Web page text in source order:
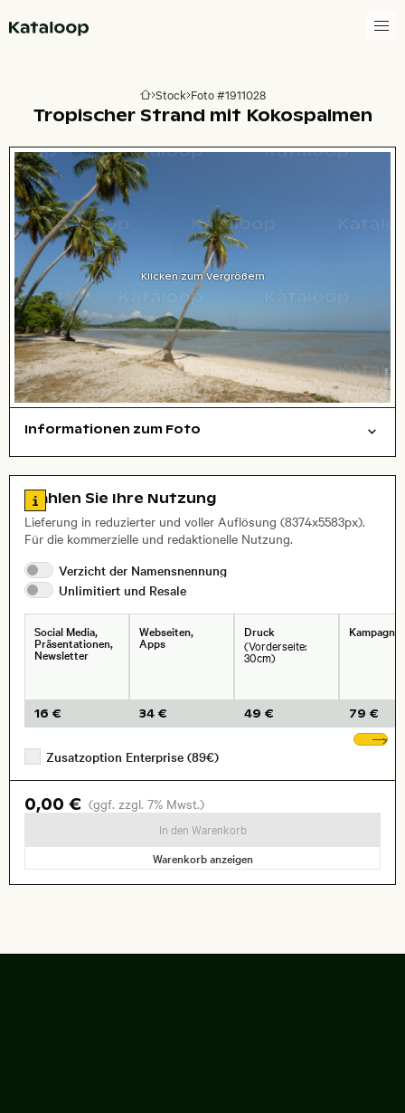
Zur Homepage
Stock Foto #1911028
Tropischer Strand mit Kokospalmen
Klicken zum Vergrößern
Informationen zum Foto
, Objektiv
Zu den Lizenzinformationen springen
Wählen Sie Ihre Nutzung
Lieferung in reduzierter und voller Auflösung (8374x5583px).
Für die kommerzielle und redaktionelle Nutzung.
Verzicht der Namensnennung
Unlimitiert und Resale
Social Media,
Präsentationen,
Newsletter
16 €
Webseiten,
Apps
34 €
Druck
(Vorderseite:
30cm)
49 € 79 €
Zusatzoption Enterprise (89€)
0,00 € (ggf. zzgl. 7% Mwst.)
In den Warenkorb
Warenkorb anzeigen